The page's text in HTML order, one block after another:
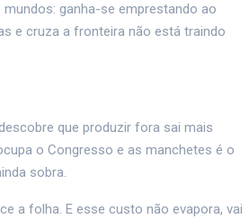
ganha-se emprestando ao
e cruza a fronteira não está traindo
que produzir fora sai mais
o Congresso e as manchetes é o
sobra.
a folha. E esse custo não evapora, vai